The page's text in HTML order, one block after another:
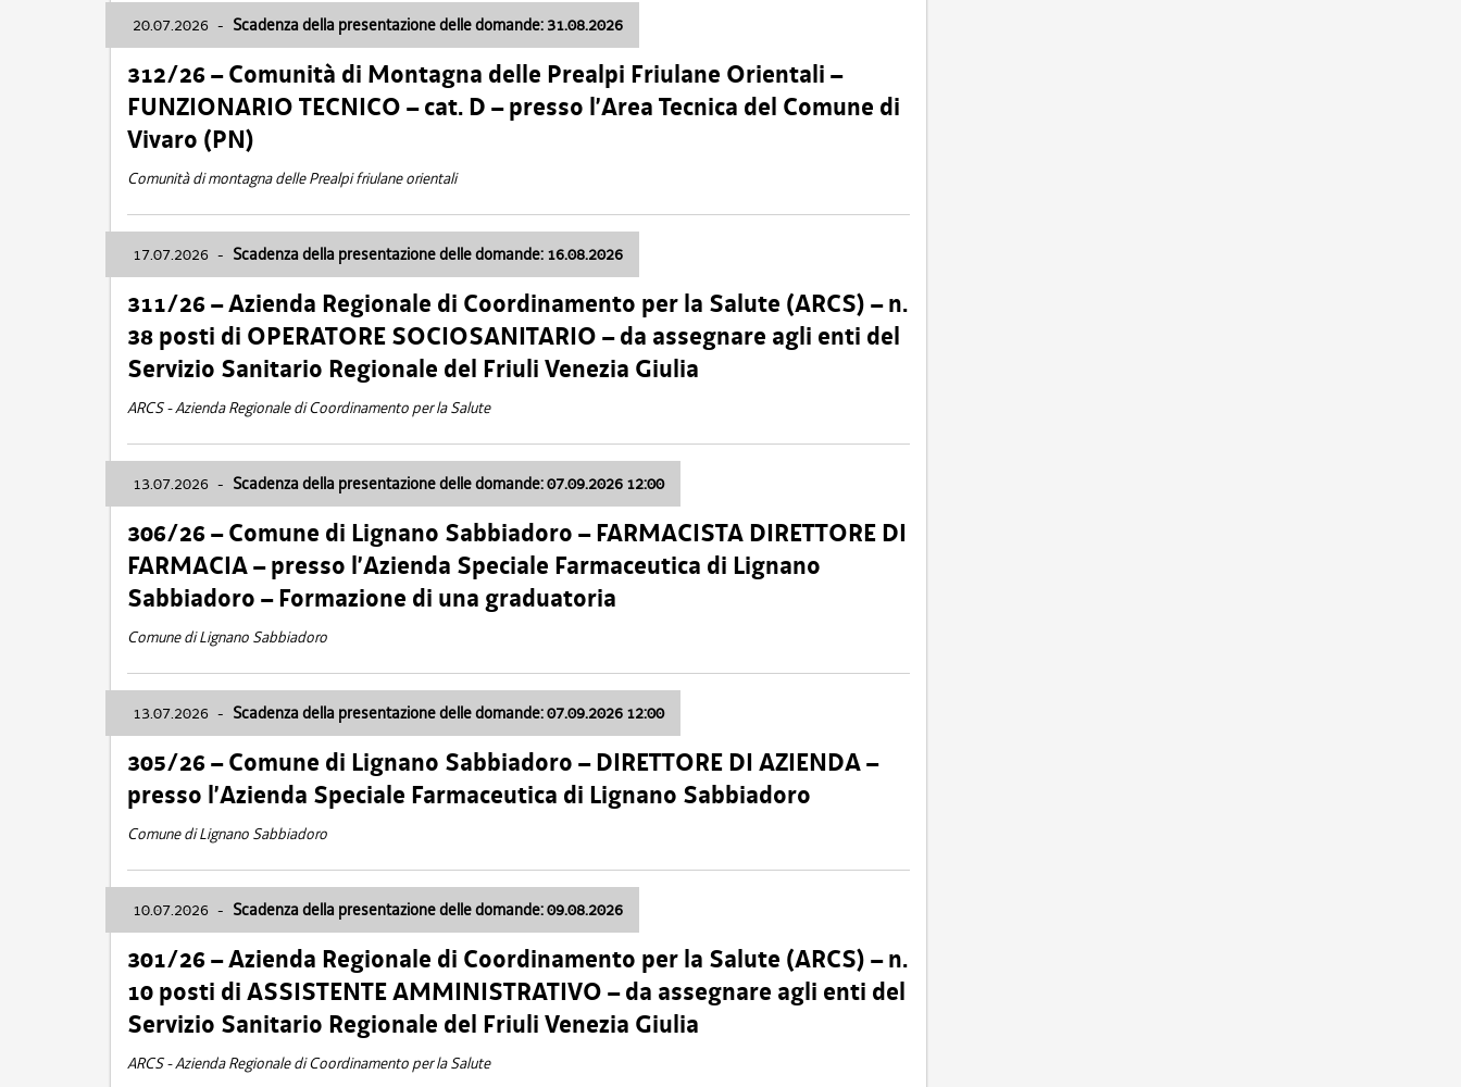
20.07.2026 - Scadenza della presentazione delle domande: 31.08.2026
312/26 – Comunità di Montagna delle Prealpi Friulane Orientali –
FUNZIONARIO TECNICO – cat. D – presso l’Area Tecnica del Comune di
Vivaro (PN)
Comunità di montagna delle Prealpi friulane orientali
17.07.2026 - Scadenza della presentazione delle domande: 16.08.2026
311/26 – Azienda Regionale di Coordinamento per la Salute (ARCS) – n.
38 posti di OPERATORE SOCIOSANITARIO – da assegnare agli enti del
Servizio Sanitario Regionale del Friuli Venezia Giulia
ARCS - Azienda Regionale di Coordinamento per la Salute
13.07.2026 - Scadenza della presentazione delle domande: 07.09.2026 12:00
306/26 – Comune di Lignano Sabbiadoro – FARMACISTA DIRETTORE DI
FARMACIA – presso l’Azienda Speciale Farmaceutica di Lignano
Sabbiadoro – Formazione di una graduatoria
Comune di Lignano Sabbiadoro
13.07.2026 - Scadenza della presentazione delle domande: 07.09.2026 12:00
305/26 – Comune di Lignano Sabbiadoro – DIRETTORE DI AZIENDA –
presso l’Azienda Speciale Farmaceutica di Lignano Sabbiadoro
Comune di Lignano Sabbiadoro
10.07.2026 - Scadenza della presentazione delle domande: 09.08.2026
301/26 – Azienda Regionale di Coordinamento per la Salute (ARCS) – n.
10 posti di ASSISTENTE AMMINISTRATIVO – da assegnare agli enti del
Servizio Sanitario Regionale del Friuli Venezia Giulia
ARCS - Azienda Regionale di Coordinamento per la Salute